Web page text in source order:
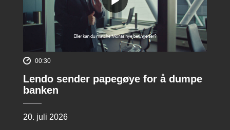
00:30
Lendo sender papegøye for å dumpe
banken
20. juli 2026